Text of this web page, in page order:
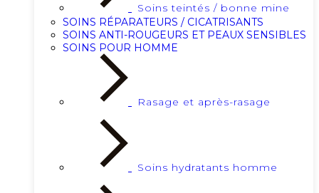
Soins teintés / bonne mine
SOINS RÉPARATEURS / CICATRISANTS
SOINS ANTI-ROUGEURS ET PEAUX SENSIBLES
SOINS POUR HOMME
Rasage et après-rasage
Soins hydratants homme